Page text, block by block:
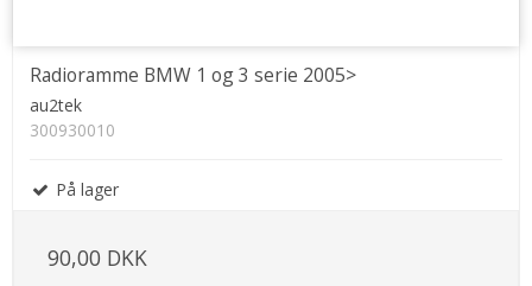
Radioramme BMW 1 og 3 serie 2005>
au2tek
300930010
På lager
90,00 DKK